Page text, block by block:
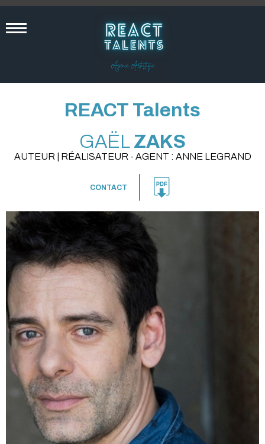
REACT Talents
GAËL ZAKS
AUTEUR | RÉALISATEUR - AGENT : ANNE LEGRAND
CONTACT